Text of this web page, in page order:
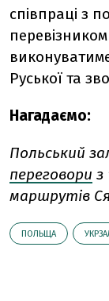
співпраці з
Руської та
Нагадаємо:
Польський
переговори з
маршрутів
ПОЛЬЩА